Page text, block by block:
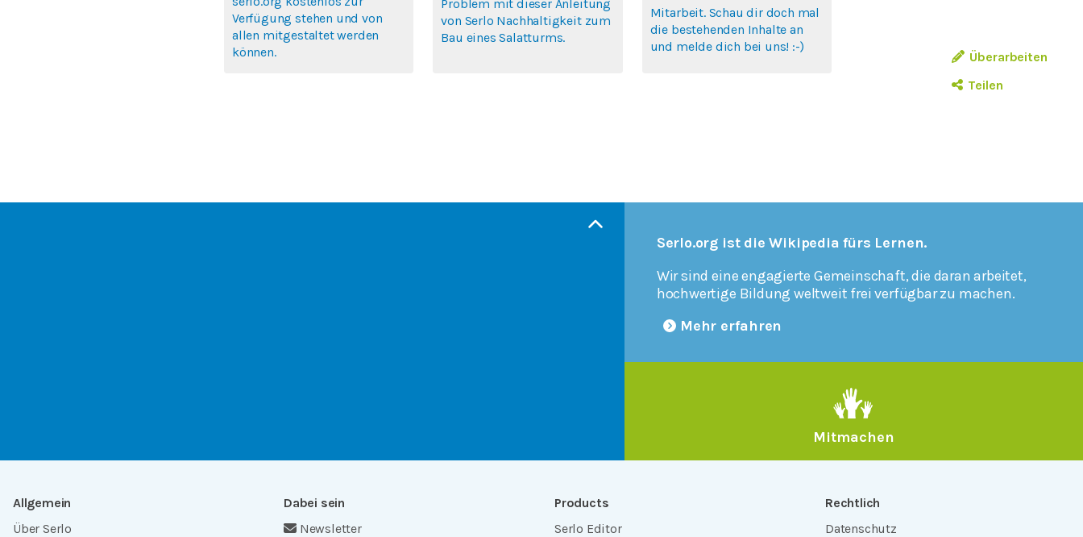
Überarbeiten
Teilen
Verfügung stehen und von
allen mitgestaltet werden
können.
Problem mit dieser Anleitung
von Serlo Nachhaltigkeit zum
Bau eines Salatturms.
Mitarbeit. Schau dir doch mal
die bestehenden Inhalte an
und melde dich bei uns! :-)
Serlo.org ist die Wikipedia fürs Lernen.
Wir sind eine engagierte Gemeinschaft, die daran arbeitet,
hochwertige Bildung weltweit frei verfügbar zu machen.
Mehr erfahren
Mitmachen
Allgemein
Über Serlo
Dabei sein
Newsletter
Products
Serlo Editor
Rechtlich
Datenschutz